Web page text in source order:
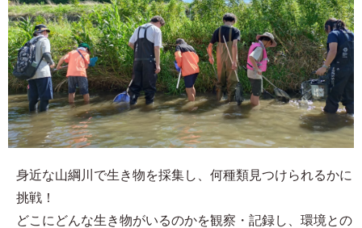
身近な山綱川で生き物を採集し、何種類見つけられるかに
挑戦！
どこにどんな生き物がいるのかを観察・記録し、環境との